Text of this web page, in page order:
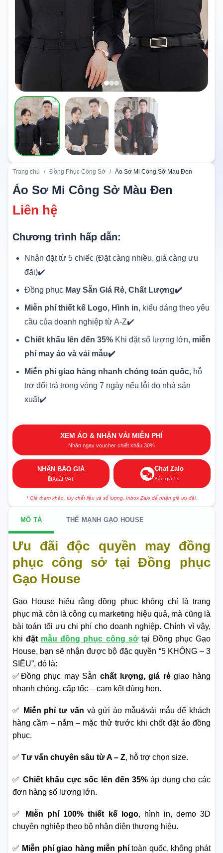
Trang chủ / Đồng Phục Công Sở / Áo Sơ Mi Công Sở Màu Đen
Áo Sơ Mi Công Sở Màu Đen
Liên hệ
Chương trình hấp dẫn:
Nhận đặt từ 5 chiếc (Đặt càng nhiều, giá càng ưu
đãi)✔️
Đồng phục May Sẵn Giá Rẻ, Chất Lượng✔️
Miễn phí thiết kế Logo, Hình in, kiểu dáng theo yêu
cầu của doanh nghiệp từ A-Z✔️
Chiết khấu lên đến 35% Khi đặt số lượng lớn, miễn
phí may áo và vải mẫu✔️
Miễn phí giao hàng nhanh chóng toàn quốc, hỗ
trợ đổi trả trong vòng 7 ngày nếu lỗi do nhà sản
xuất✔️
XEM ÁO & NHẬN VẢI MIỄN PHÍ
Nhận ngay voucher chiết khấu 30%
NHẬN BÁO GIÁ
Xuất VAT
Chat Zalo
Báo giá 5s
* Giá tham khảo, tùy chất liệu và số lượng. Inbox Zalo để nhận giá ưu đãi.
MÔ TẢ THẾ MẠNH GẠO HOUSE
Ưu đãi độc quyền may đồng
phục công sở tại Đồng phục
Gạo House
Gạo House hiểu rằng đồng phục không chỉ là trang
phục mà còn là công cụ marketing hiệu quả, mà cũng là
bài toán tối ưu chi phí cho doanh nghiệp. Chính vì vậy,
khi đặt mẫu đồng phục công sởtại Đồng phục Gạo
House, bạn sẽ nhận được bộ đặc quyền “5 KHÔNG – 3
SIÊU”, đó là:
✅Đồng phục may Sẵn chất lượng, giá rẻgiao hàng
nhanh chóng, cấp tốc – cam kết đúng hẹn.
✅ Miễn phí tư vấn và gửi áo mẫu&vải mẫu để khách
hàng cầm – nắm – mặc thử trước khi chốt đặt áo đồng
phục.
✅ Tư vấn chuyên sâu từ A – Z, hỗ trợ chọn size.
✅ Chiết khấu cực sốc lên đến 35% áp dụng cho các
đơn hàng số lượng lớn.
✅ Miễn phí 100% thiết kế logo, hình in, demo 3D
chuyên nghiệp theo bộ nhận diện thương hiệu.
✅ Miễn phí giao hàng miễn phítoàn quốc, không phát